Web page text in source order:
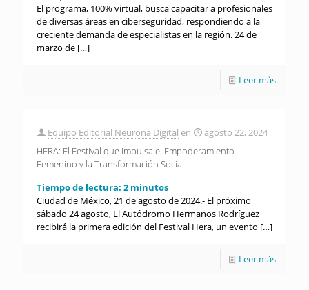
El programa, 100% virtual, busca capacitar a profesionales
de diversas áreas en ciberseguridad, respondiendo a la
creciente demanda de especialistas en la región. 24 de
marzo de […]
Leer más
Equipo Editorial Neurona Digital en
agosto 22, 2024
HERA: El Festival que Impulsa el Empoderamiento
Femenino y la Transformación Social
Tiempo de lectura: 2 minutos
Ciudad de México, 21 de agosto de 2024.- El próximo
sábado 24 agosto, El Autódromo Hermanos Rodríguez
recibirá la primera edición del Festival Hera, un evento […]
Leer más